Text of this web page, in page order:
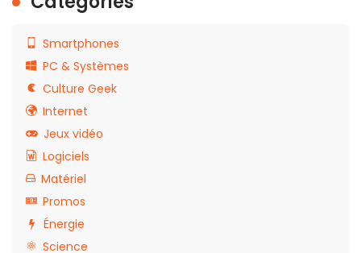
Smartphones
PC & Systèmes
Culture Geek
Internet
Jeux vidéo
Logiciels
Matériel
Promos
Énergie
Science